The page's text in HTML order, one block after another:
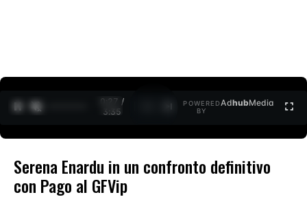
0:27 /
3:35
POWERED
BY
AdhubMedia
Serena Enardu in un confronto definitivo
con Pago al GFVip